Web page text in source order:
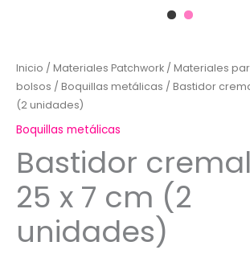
Inicio / Materiales Patchwork / Materiales
bolsos / Boquillas metálicas / Bastidor
(2 unidades)
Boquillas metálicas
Bastidor
25 x 7 cm (2
unidades)